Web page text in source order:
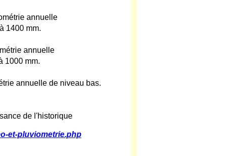
annuelle
1400 mm.
annuelle
1000 mm.
annuelle de niveau bas.
de l'historique
et-pluviometrie.php